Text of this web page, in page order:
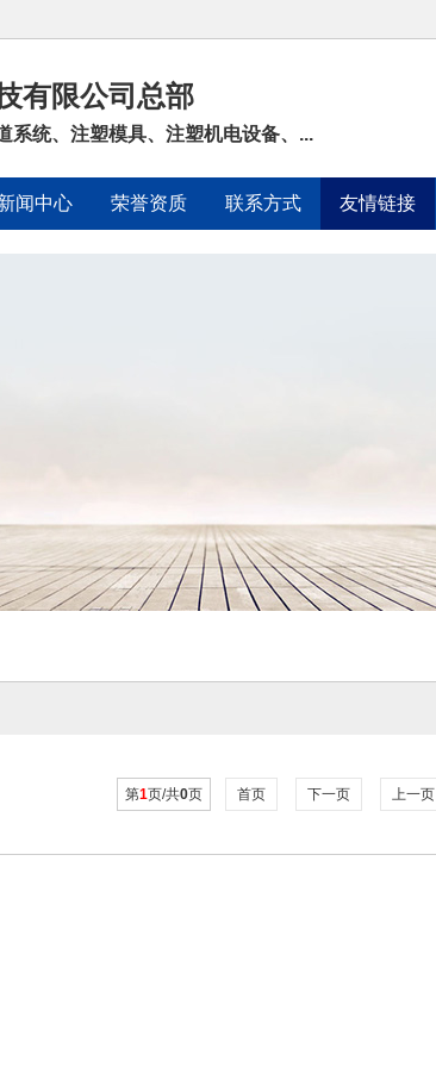
有限公司总部
系统、注塑模具、注塑机电设备、...
闻中心 荣誉资质 联系方式 友情链接
第1页/共0页 首页 下一页 上一页